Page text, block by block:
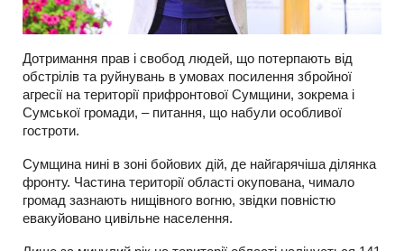
Дотримання прав і свобод людей, що потерпають від
обстрілів та руйнувань в умовах посилення збройної
агресії на території прифронтової Сумщини, зокрема і
Сумської громади, – питання, що набули особливої
гостроти.
Сумщина нині в зоні бойових дій, де найгарячіша ділянка
фронту. Частина території області окупована, чимало
громад зазнають нищівного вогню, звідки повністю
евакуйовано цивільне населення.